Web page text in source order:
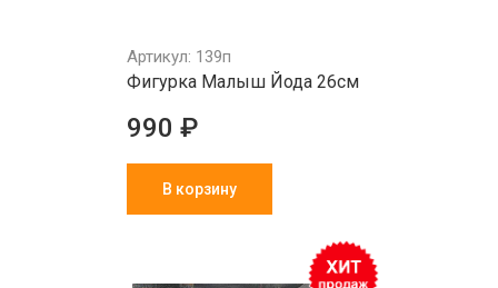
Артикул: 139п
Фигурка Малыш Йода 26см
990 ₽
В корзину